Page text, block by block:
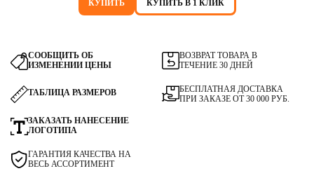
КУПИТЬ КУПИТЬ В 1 КЛИК
СООБЩИТЬ ОБ
ИЗМЕНЕНИИ ЦЕНЫ
ВОЗВРАТ ТОВАРА В
ТЕЧЕНИЕ 30 ДНЕЙ
ТАБЛИЦА РАЗМЕРОВ
ЗАКАЗАТЬ НАНЕСЕНИЕ
ЛОГОТИПА
ГАРАНТИЯ КАЧЕСТВА НА
ВЕСЬ АССОРТИМЕНТ
БЕСПЛАТНАЯ ДОСТАВКА
ПРИ ЗАКАЗЕ ОТ 30 000 РУБ.